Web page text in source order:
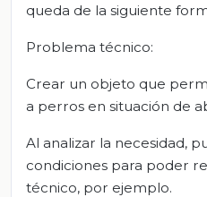
queda de la siguiente
Problema técnico:
Crear un objeto que
a perros en situación de
Al analizar la necesidad,
condiciones para poder
técnico, por ejemplo.